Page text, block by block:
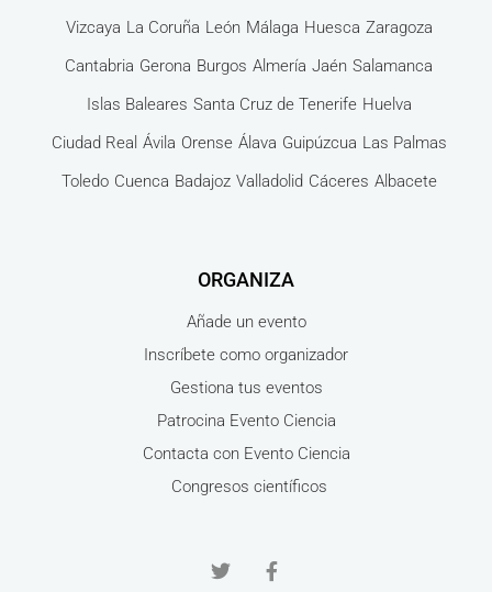
Vizcaya La Coruña León Málaga Huesca Zaragoza
Cantabria Gerona Burgos Almería Jaén Salamanca
Islas Baleares Santa Cruz de Tenerife Huelva
Ciudad Real Ávila Orense Álava Guipúzcua Las Palmas
Toledo Cuenca Badajoz Valladolid Cáceres Albacete
ORGANIZA
Añade un evento
Inscríbete como organizador
Gestiona tus eventos
Patrocina Evento Ciencia
Contacta con Evento Ciencia
Congresos científicos